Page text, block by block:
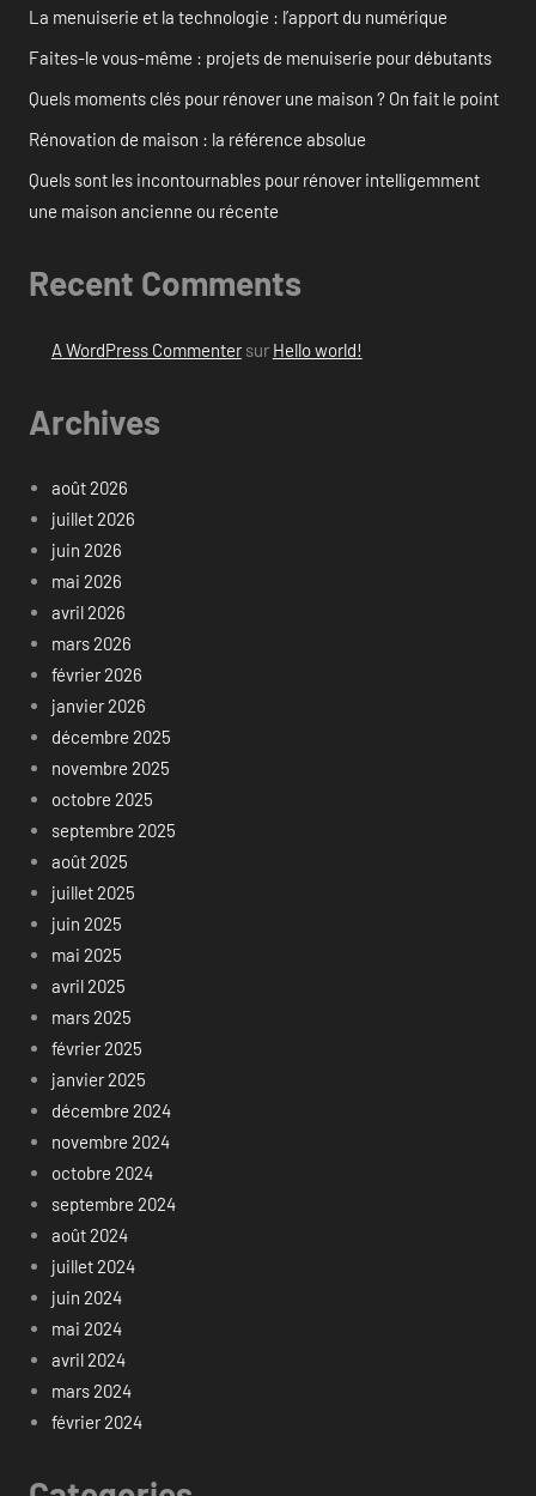
La menuiserie et la technologie : l’apport du numérique
Faites-le vous-même : projets de menuiserie pour débutants
Quels moments clés pour rénover une maison ? On fait le point
Rénovation de maison : la référence absolue
Quels sont les incontournables pour rénover intelligemment
une maison ancienne ou récente
Recent Comments
A WordPress Commentersur Hello world!
Archives
août 2026
juillet 2026
juin 2026
mai 2026
avril 2026
mars 2026
février 2026
janvier 2026
décembre 2025
novembre 2025
octobre 2025
septembre 2025
août 2025
juillet 2025
juin 2025
mai 2025
avril 2025
mars 2025
février 2025
janvier 2025
décembre 2024
novembre 2024
octobre 2024
septembre 2024
août 2024
juillet 2024
juin 2024
mai 2024
avril 2024
mars 2024
février 2024